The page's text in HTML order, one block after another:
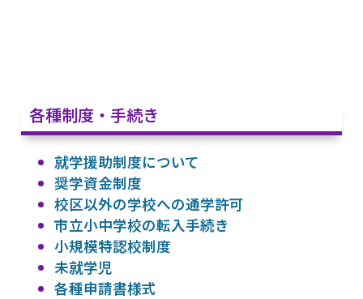
各種制度・手続き
就学援助制度について
奨学資金制度
校区以外の学校への通学許可
市立小中学校の転入手続き
小規模特認校制度
未就学児
各種申請書様式